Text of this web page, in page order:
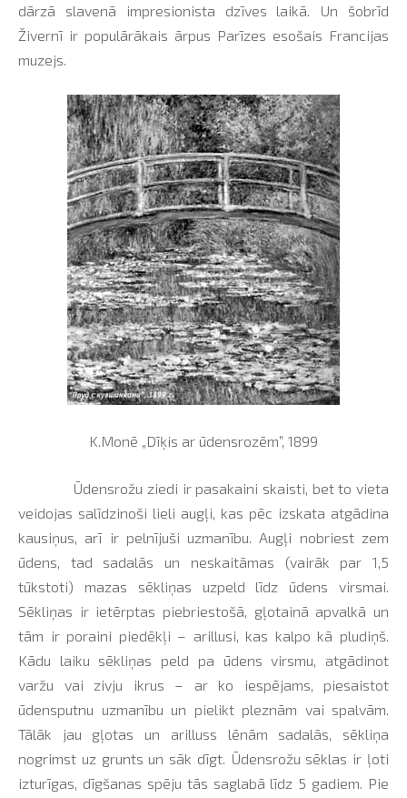
dārzā slavenā impresionista dzīves laikā. Un šobrīd
Živernī ir populārākais ārpus Parīzes esošais Francijas
muzejs.
K.Monē „Dīķis ar ūdensrozēm”, 1899
Ūdensrožu ziedi ir pasakaini skaisti, bet to vieta
veidojas salīdzinoši lieli augļi, kas pēc izskata atgādina
kausiņus, arī ir pelnījuši uzmanību. Augļi nobriest zem
ūdens, tad sadalās un neskaitāmas (vairāk par 1,5
tūkstoti) mazas sēkliņas uzpeld līdz ūdens virsmai.
Sēkliņas ir ietērptas piebriestošā, gļotainā apvalkā un
tām ir poraini piedēkļi – arillusi, kas kalpo kā pludiņš.
Kādu laiku sēkliņas peld pa ūdens virsmu, atgādinot
varžu vai zivju ikrus – ar ko iespējams, piesaistot
ūdensputnu uzmanību un pielikt pleznām vai spalvām.
Tālāk jau gļotas un arilluss lēnām sadalās, sēkliņa
nogrimst uz grunts un sāk dīgt. Ūdensrožu sēklas ir ļoti
izturīgas, dīgšanas spēju tās saglabā līdz 5 gadiem. Pie